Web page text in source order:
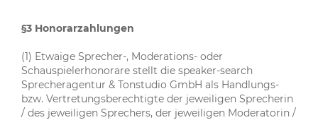
§3 Honorarzahlungen
(1) Etwaige Sprecher-, Moderations- oder
Schauspielerhonorare stellt die speaker-search
Sprecheragentur & Tonstudio GmbH als Handlungs-
bzw. Vertretungsberechtigte der jeweiligen Sprecherin
/ des jeweiligen Sprechers, der jeweiligen Moderatorin /